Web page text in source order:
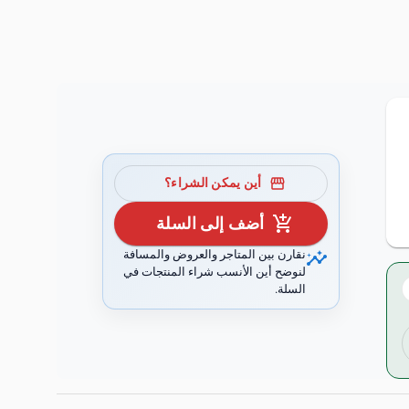
storefront أين يمكن الشراء؟
add_shopping_cart أضف إلى السلة
insightsنقارن بين المتاجر والعروض والمسافة
لنوضح أين الأنسب شراء المنتجات في
السلة.